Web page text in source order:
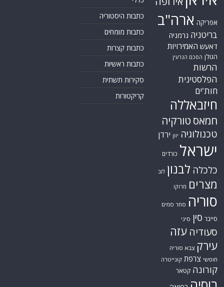
אפריקה ארה"ב
בריטניה גרמניה
דאעש האמירויות
הגולן הסכם הגרעין
הרשות
הפלסטינית
חות'ים
חיזבאללה
חמאס טורקיה
טכנולוגיה יוון ירדן
ישראל כורדים
כלכלה לבנון לוב
מצרים מרוקו
סוריה סחר סמים
סייבר סין סיני
סעודיה עזה
עירק צבא סוריה
חופשי צרפת קונייטרה
קורונה קטאר
כתבות היסטוריה
כתבות מומחים
כתבות קצרות
כתבות ראשיות
סקירות תשתית
קריקטורות